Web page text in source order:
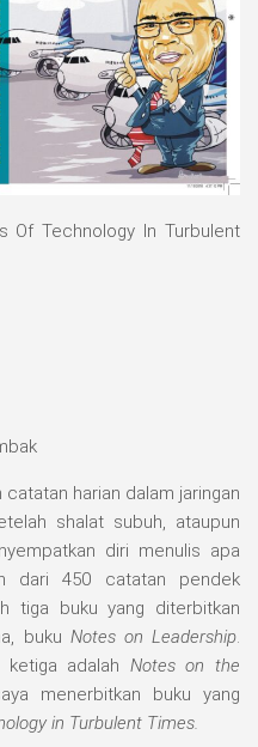
Technology In Turbulent
harian dalam jaringan
shalat subuh, ataupun
diri menulis apa
dari 450 catatan pendek
tiga buku yang diterbitkan
buku Notes on Leadership.
ketiga adalah Notes on the
menerbitkan buku yang
in Turbulent Times.